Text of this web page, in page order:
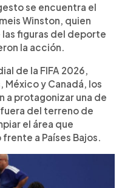
se encuentra el
Winston, quien
figuras del deporte
la acción.
de la FIFA 2026,
México y Canadá, los
a protagonizar una de
del terreno de
el área que
a Países Bajos.